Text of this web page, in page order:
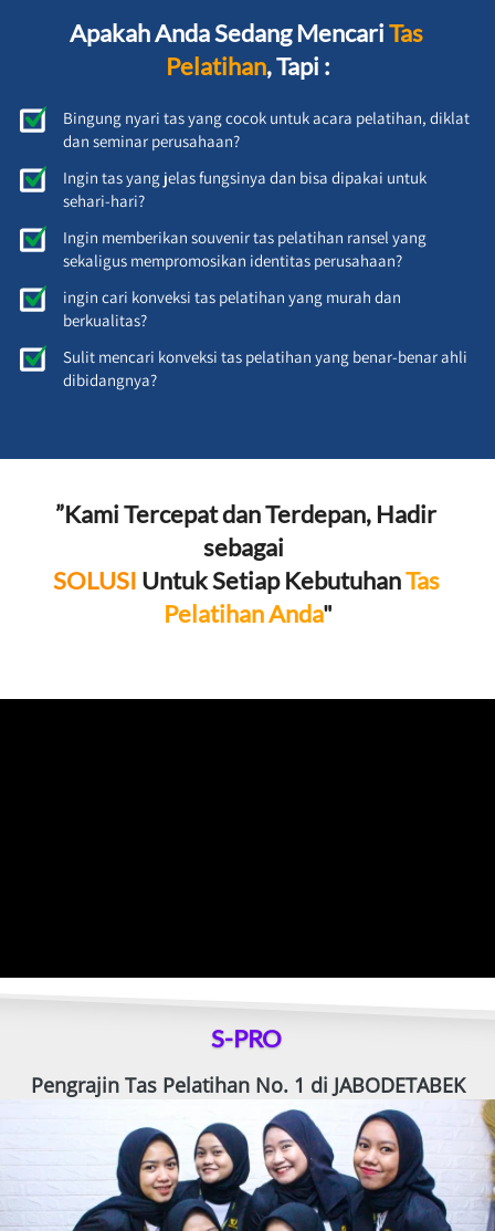
Apakah Anda Sedang Mencari Tas
Pelatihan, Tapi :
Bingung nyari tas yang cocok untuk acara pelatihan, diklat
dan seminar perusahaan?
Ingin tas yang jelas fungsinya dan bisa dipakai untuk
sehari-hari?
Ingin memberikan souvenir tas pelatihan ransel yang
sekaligus mempromosikan identitas perusahaan?
ingin cari konveksi tas pelatihan yang murah dan
berkualitas?
Sulit mencari konveksi tas pelatihan yang benar-benar ahli
dibidangnya?
”Kami Tercepat dan Terdepan, Hadir
sebagai
SOLUSI Untuk Setiap Kebutuhan Tas
Pelatihan Anda"
S-PRO
Pengrajin Tas Pelatihan No. 1 di JABODETABEK